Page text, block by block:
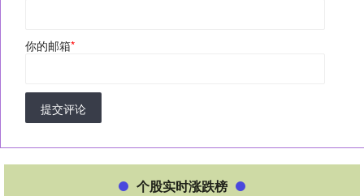
你的邮箱*
提交评论
个股实时涨跌榜